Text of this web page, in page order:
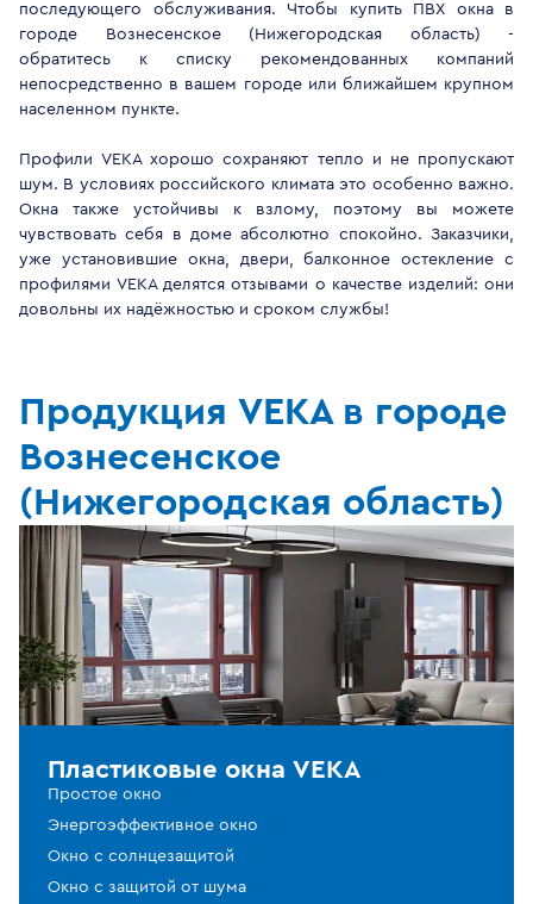
последующего обслуживания. Чтобы купить ПВХ окна в
городе Вознесенское (Нижегородская область) -
обратитесь к списку рекомендованных компаний
непосредственно в вашем городе или ближайшем крупном
населенном пункте.
Профили VEKA хорошо сохраняют тепло и не пропускают
шум. В условиях российского климата это особенно важно.
Окна также устойчивы к взлому, поэтому вы можете
чувствовать себя в доме абсолютно спокойно. Заказчики,
уже установившие окна, двери, балконное остекление с
профилями VEKA делятся отзывами о качестве изделий: они
довольны их надёжностью и сроком службы!
Продукция VEKA в городе
Вознесенское
(Нижегородская область)
Пластиковые окна VEKA
Простое окно
Энергоэффективное окно
Окно с солнцезащитой
Окно с защитой от шума